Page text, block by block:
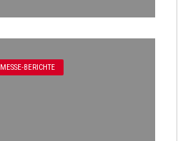
MESSE-BERICHTE